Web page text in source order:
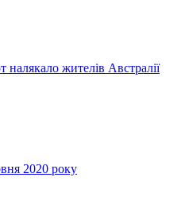
налякало жителів Австралії
2020 року